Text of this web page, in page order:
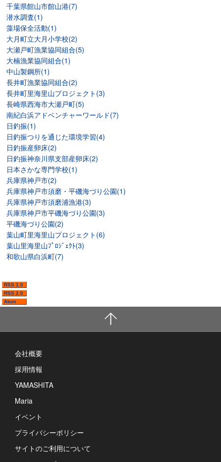
千葉県館山市館山港(7)
潜水調査(1)
藻場保全活動(1)
大月町立大月小学校(2)
大瀬戸町漁業協同組合(5)
大楠漁業協同組合(1)
中山製鋼所(1)
長井町漁業協同組合(2)
長井町里海里山プロジェクト(3)
長崎県西海市大瀬戸町(5)
南紀白浜アドベンチャーワールド(7)
日釣振(1)
日釣振つりを通じた環境学習(4)
日釣振産卵床(2)
日釣振神奈川県支部産卵床(2)
日本さかな専門学校(1)
兵庫県神戸市(2)
兵庫県神戸市須磨・平磯海づり公園(1)
兵庫県神戸市須磨浦漁港(3)
兵庫県神戸市平磯海づり公園(3)
平磯海づり公園(2)
葉山町里海里山プロジェクト(6)
葉山里海里山ﾌﾟﾛｼﾞｪｸﾄ(3)
和歌山県白浜町(7)
RSS 1.0
RSS 2.0
Atom
会社概要
採用情報
YAMASHITA
Maria
イベント
プライバシーポリシー
サイトのご利用について